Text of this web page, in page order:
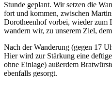
Stunde geplant. Wir setzen die
fort und kommen, zwischen
Dorotheenhof vorbei, wieder zum
wandern wir, zu unserem Ziel,
Nach der Wanderung (gegen 17
Hier wird zur Stärkung eine
ohne Einlage) außerdem
ebenfalls gesorgt.